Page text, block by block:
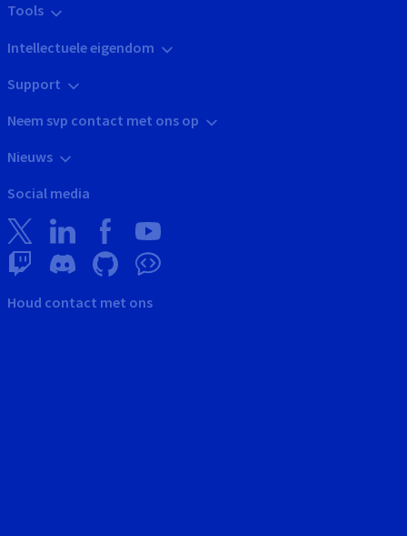
Tools
Intellectuele eigendom
Support
Neem svp contact met ons op
Nieuws
Social media
Houd contact met ons